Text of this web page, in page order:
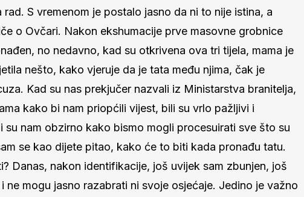
S vremenom je postalo jasno da ni to nije istina, a
o Ovčari. Nakon ekshumacije prve masovne grobnice
no nedavno, kad su otkrivena ova tri tijela, mama je
nešto, kako vjeruje da je tata među njima, čak je
Kad su nas prekjučer nazvali iz Ministarstva branitelja,
kako bi nam priopćili vijest, bili su vrlo pažljivi i
su nam obzirno kako bismo mogli procesuirati sve što su
se kao dijete pitao, kako će to biti kada pronađu tatu.
Danas, nakon identifikacije, još uvijek sam zbunjen, još
ne mogu jasno razabrati ni svoje osjećaje. Jedino je važno